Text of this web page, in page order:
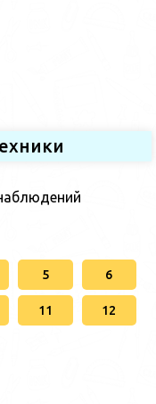
5 6
11 12